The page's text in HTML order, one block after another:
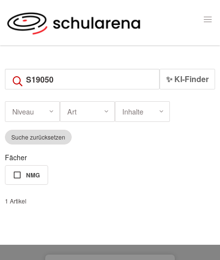
✨ KI-Finder
Niveau Art Inhalte
Suche zurücksetzen
Fächer
NMG
1 Artikel